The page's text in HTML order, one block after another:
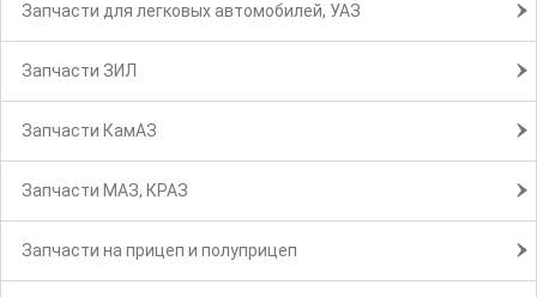
Запчасти для легковых автомобилей, УАЗ
Запчасти ЗИЛ
Запчасти КамАЗ
Запчасти МАЗ, КРАЗ
Запчасти на прицеп и полуприцеп